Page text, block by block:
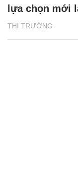
THỊ TRƯỜNG
lựa chọn mới